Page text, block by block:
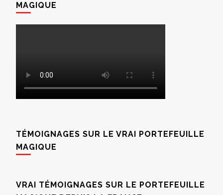
MAGIQUE
TÉMOIGNAGES SUR LE VRAI PORTEFEUILLE
MAGIQUE
VRAI TÉMOIGNAGES SUR LE PORTEFEUILLE